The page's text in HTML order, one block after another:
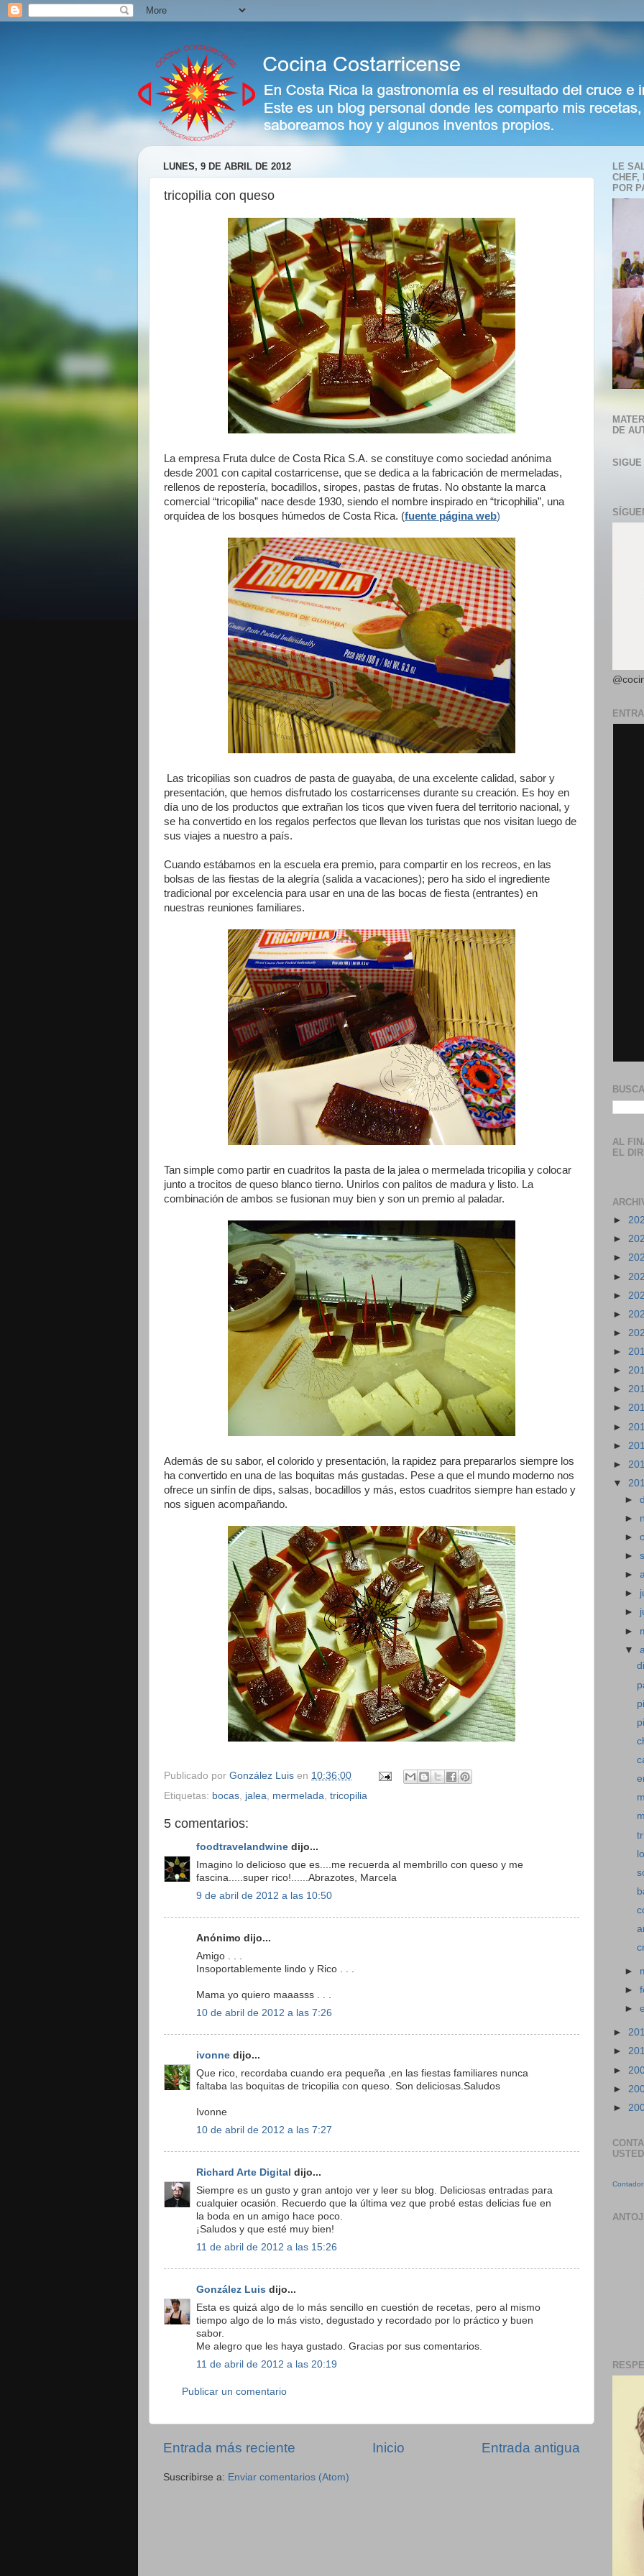
LUNES, 9 DE ABRIL DE 2012
tricopilia con queso
La empresa Fruta dulce de Costa Rica S.A. se constituye como sociedad anónima
desde 2001 con capital costarricense, que se dedica a la fabricación de mermeladas,
rellenos de repostería, bocadillos, siropes, pastas de frutas. No obstante la marca
comercial “tricopilia” nace desde 1930, siendo el nombre inspirado en “tricophilia”, una
orquídea de los bosques húmedos de Costa Rica. (fuente página web)
Las tricopilias son cuadros de pasta de guayaba, de una excelente calidad, sabor y
presentación, que hemos disfrutado los costarricenses durante su creación. Es hoy en
día uno de los productos que extrañan los ticos que viven fuera del territorio nacional, y
se ha convertido en los regalos perfectos que llevan los turistas que nos visitan luego de
sus viajes a nuestro a país.
Cuando estábamos en la escuela era premio, para compartir en los recreos, en las
bolsas de las fiestas de la alegría (salida a vacaciones); pero ha sido el ingrediente
tradicional por excelencia para usar en una de las bocas de fiesta (entrantes) en
nuestras reuniones familiares.
Tan simple como partir en cuadritos la pasta de la jalea o mermelada tricopilia y colocar
junto a trocitos de queso blanco tierno. Unirlos con palitos de madura y listo. La
combinación de ambos se fusionan muy bien y son un premio al paladar.
Además de su sabor, el colorido y presentación, la rapidez para prepararlos siempre los
ha convertido en una de las boquitas más gustadas. Pese a que el mundo moderno nos
ofrece un sinfín de dips, salsas, bocadillos y más, estos cuadritos siempre han estado y
nos siguen acompañando.
Publicado por González Luis en 10:36:00
Etiquetas: bocas jalea mermelada tricopilia
5 comentarios:
foodtravelandwine dijo...
Imagino lo delicioso que es....me recuerda al membrillo con queso y me
fascina.....super rico!......Abrazotes, Marcela
9 de abril de 2012 a las 10:50
Anónimo dijo...
Amigo . . .
Insoportablemente lindo y Rico . . .
Mama yo quiero maaasss . . .
10 de abril de 2012 a las 7:26
ivonne dijo...
Que rico, recordaba cuando era pequeña ,en las fiestas familiares nunca
faltaba las boquitas de tricopilia con queso. Son deliciosas.Saludos
Ivonne
10 de abril de 2012 a las 7:27
Richard Arte Digital dijo...
Siempre es un gusto y gran antojo ver y leer su blog. Deliciosas entradas para
cualquier ocasión. Recuerdo que la última vez que probé estas delicias fue en
la boda en un amigo hace poco.
¡Saludos y que esté muy bien!
11 de abril de 2012 a las 15:26
González Luis dijo...
Esta es quizá algo de lo más sencillo en cuestión de recetas, pero al mismo
tiempo algo de lo más visto, degustado y recordado por lo práctico y buen
sabor.
Me alegro que les haya gustado. Gracias por sus comentarios.
11 de abril de 2012 a las 20:19
Publicar un comentario
Entrada más reciente Entrada antigua
Inicio
Suscribirse a: Enviar comentarios (Atom)
LE
CHEF,
POR
DE
AL
EL
►
►
►
►
►
►
►
►
►
►
►
►
►
►
▼
►
►
►
►
►
►
►
►
▼
►
►
►
►
►
►
►
►